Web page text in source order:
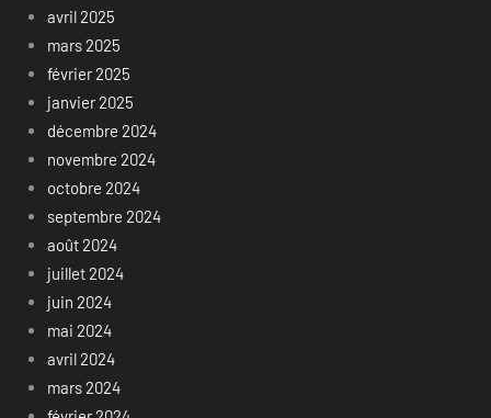
avril 2025
mars 2025
février 2025
janvier 2025
décembre 2024
novembre 2024
octobre 2024
septembre 2024
août 2024
juillet 2024
juin 2024
mai 2024
avril 2024
mars 2024